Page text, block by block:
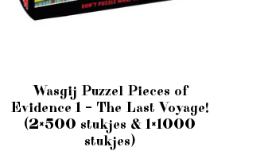
Wasgij Puzzel Pieces of
Evidence 1 – The Last Voyage!
(2×500 stukjes & 1×1000
stukjes)